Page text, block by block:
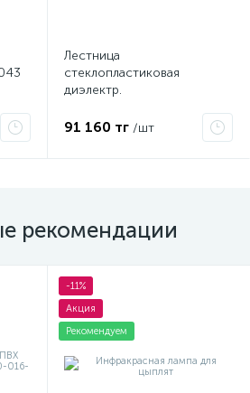
Лестница
стеклопластиковая
диэлектр.
стремянку ЛСПТД-1.5
91 160 тг /шт
рекомендации
-11%
Акция
Рекомендуем